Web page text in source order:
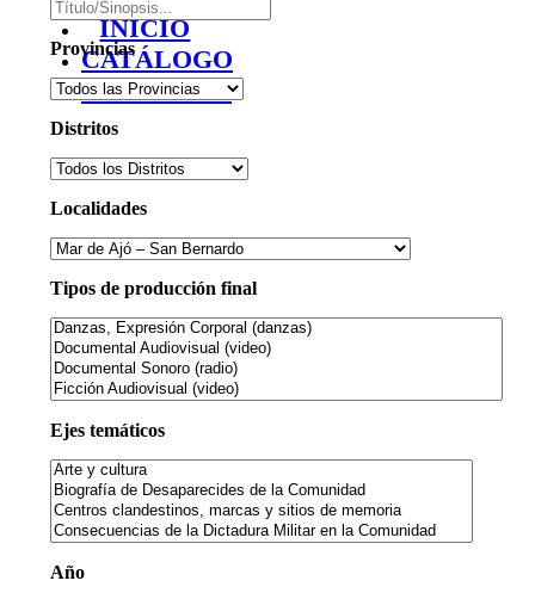
INICIO
CATÁLOGO
CONTACTO
Provincias
Distritos
Localidades
Tipos de producción final
Ejes temáticos
Año